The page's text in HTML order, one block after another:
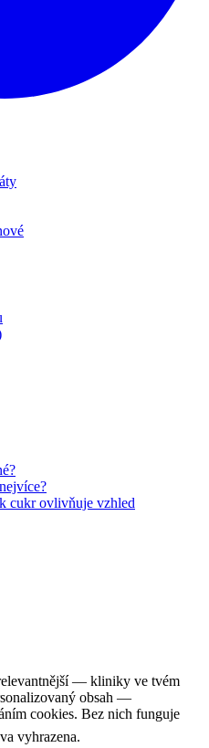
cukr ovlivňuje vzhled
vyhrazena.
— kliniky ve tvém
obsah —
cookies. Bez nich funguje